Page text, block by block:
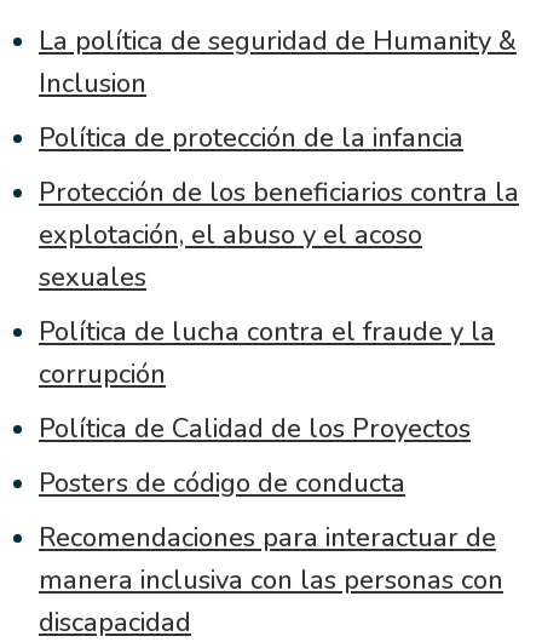
La política de seguridad de Humanity &
Inclusion
Política de protección de la infancia
Protección de los beneficiarios contra la
explotación, el abuso y el acoso
sexuales
Política de lucha contra el fraude y la
corrupción
Política de Calidad de los Proyectos
Posters de código de conducta
Recomendaciones para interactuar de
manera inclusiva con las personas con
discapacidad